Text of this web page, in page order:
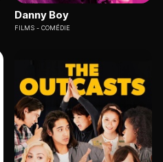
Danny Boy
FILMS COMÉDIE